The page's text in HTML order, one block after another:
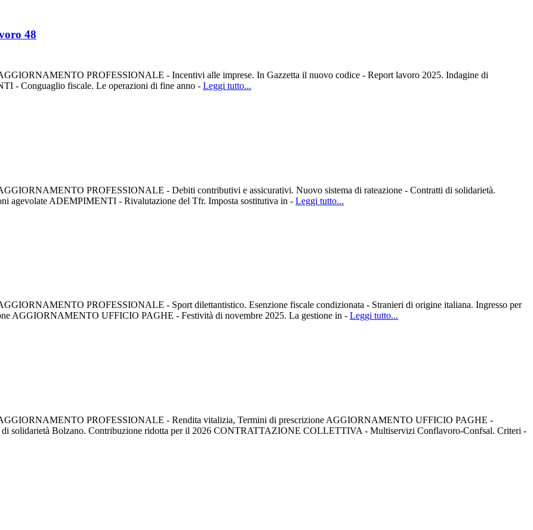
48
PROFESSIONALE - Incentivi alle imprese. In Gazzetta il nuovo codice - Report lavoro 2025. Indagine di
- Conguaglio fiscale. Le operazioni di fine anno - Leggi tutto...
PROFESSIONALE - Debiti contributivi e assicurativi. Nuovo sistema di rateazione - Contratti di solidarietà.
agevolate ADEMPIMENTI - Rivalutazione del Tfr. Imposta sostitutiva in - Leggi tutto...
PROFESSIONALE - Sport dilettantistico. Esenzione fiscale condizionata - Stranieri di origine italiana. Ingresso per
AGGIORNAMENTO UFFICIO PAGHE - Festività di novembre 2025. La gestione in - Leggi tutto...
PROFESSIONALE - Rendita vitalizia, Termini di prescrizione AGGIORNAMENTO UFFICIO PAGHE -
solidarietà Bolzano. Contribuzione ridotta per il 2026 CONTRATTAZIONE COLLETTIVA - Multiservizi Conflavoro-Confsal. Criteri -